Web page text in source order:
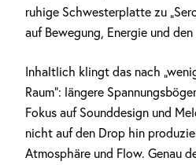
ruhige Schwesterplatte zu
auf Bewegung, Energie und
Inhaltlich klingt das nach
Raum“: längere
Fokus auf Sounddesign und
nicht auf den Drop hin
Atmosphäre und Flow. Genau